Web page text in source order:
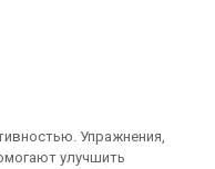
Упражнения,
улучшить